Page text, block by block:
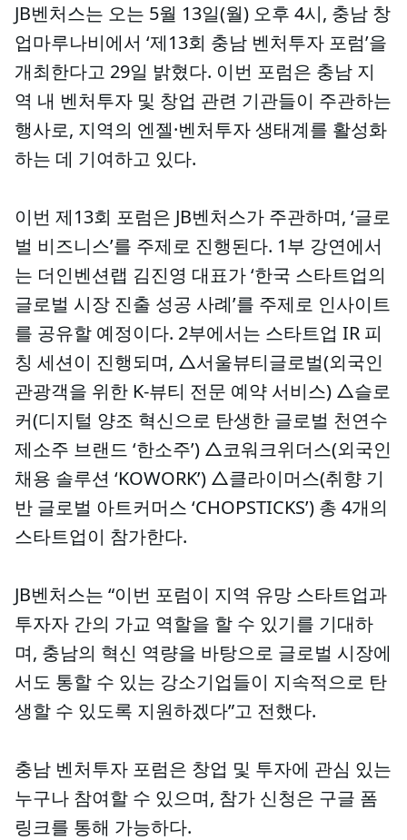
JB벤처스는 오는 5월 13일(월) 오후 4시, 충남 창
업마루나비에서 ‘제13회 충남 벤처투자 포럼’을
개최한다고 29일 밝혔다. 이번 포럼은 충남 지
역 내 벤처투자 및 창업 관련 기관들이 주관하는
행사로, 지역의 엔젤·벤처투자 생태계를 활성화
하는 데 기여하고 있다.
이번 제13회 포럼은 JB벤처스가 주관하며, ‘글로
벌 비즈니스’를 주제로 진행된다. 1부 강연에서
는 더인벤션랩 김진영 대표가 ‘한국 스타트업의
글로벌 시장 진출 성공 사례’를 주제로 인사이트
를 공유할 예정이다. 2부에서는 스타트업 IR 피
칭 세션이 진행되며, △서울뷰티글로벌(외국인
관광객을 위한 K-뷰티 전문 예약 서비스) △슬로
커(디지털 양조 혁신으로 탄생한 글로벌 천연수
제소주 브랜드 ‘한소주’) △코워크위더스(외국인
채용 솔루션 ‘KOWORK’) △클라이머스(취향 기
반 글로벌 아트커머스 ‘CHOPSTICKS’) 총 4개의
스타트업이 참가한다.
JB벤처스는 “이번 포럼이 지역 유망 스타트업과
투자자 간의 가교 역할을 할 수 있기를 기대하
며, 충남의 혁신 역량을 바탕으로 글로벌 시장에
서도 통할 수 있는 강소기업들이 지속적으로 탄
생할 수 있도록 지원하겠다”고 전했다.
충남 벤처투자 포럼은 창업 및 투자에 관심 있는
누구나 참여할 수 있으며, 참가 신청은 구글 폼
링크를 통해 가능하다.